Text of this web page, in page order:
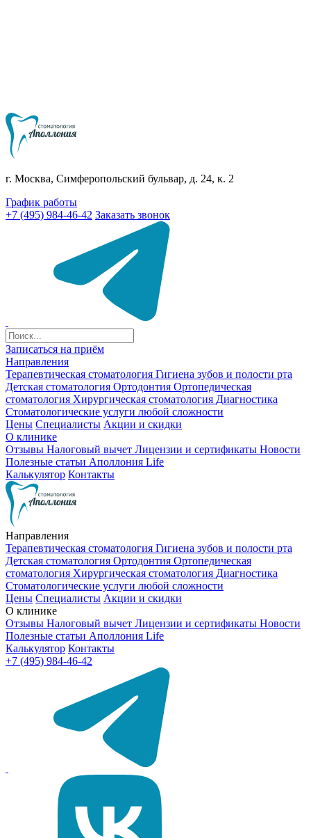
г. Москва, Симферопольский бульвар, д. 24, к. 2
График работы
+7 (495) 984-46-42 Заказать звонок
Записаться на приём
Направления
Терапевтическая стоматология Гигиена зубов и полости рта
Детская стоматология Ортодонтия Ортопедическая
стоматология Хирургическая стоматология Диагностика
Стоматологические услуги любой сложности
Цены Специалисты Акции и скидки
О клинике
Отзывы Налоговый вычет Лицензии и сертификаты Новости
Полезные статьи Аполлония Life
Калькулятор Контакты
Направления
Терапевтическая стоматология Гигиена зубов и полости рта
Детская стоматология Ортодонтия Ортопедическая
стоматология Хирургическая стоматология Диагностика
Стоматологические услуги любой сложности
Цены Специалисты Акции и скидки
О клинике
Отзывы Налоговый вычет Лицензии и сертификаты Новости
Полезные статьи Аполлония Life
Калькулятор Контакты
+7 (495) 984-46-42